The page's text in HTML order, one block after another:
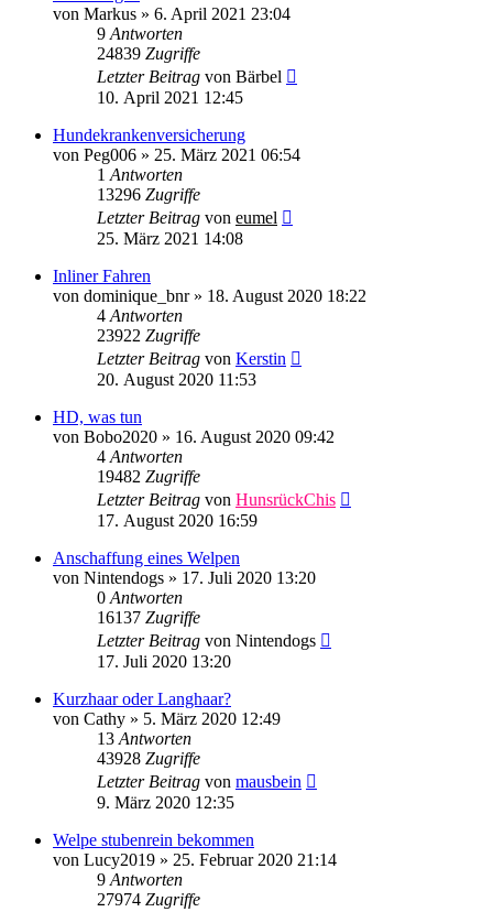
von Markus » 6. April 2021 23:04
9 Antworten
24839 Zugriffe
Letzter Beitrag von Bärbel
10. April 2021 12:45
Hundekrankenversicherung
von Peg006 » 25. März 2021 06:54
1 Antworten
13296 Zugriffe
Letzter Beitrag von eumel
25. März 2021 14:08
Inliner Fahren
von dominique_bnr» 18. August 2020 18:22
4 Antworten
23922 Zugriffe
Letzter Beitrag von Kerstin
20. August 2020 11:53
HD, was tun
von Bobo2020 » 16. August 2020 09:42
4 Antworten
19482 Zugriffe
Letzter Beitrag von HunsrückChis
17. August 2020 16:59
Anschaffung eines Welpen
von Nintendogs » 17. Juli 2020 13:20
0 Antworten
16137 Zugriffe
Letzter Beitrag von Nintendogs
17. Juli 2020 13:20
Kurzhaar oder Langhaar?
von Cathy » 5. März 2020 12:49
13 Antworten
43928 Zugriffe
Letzter Beitrag von mausbein
9. März 2020 12:35
Welpe stubenrein bekommen
von Lucy2019 » 25. Februar 2020 21:14
9 Antworten
27974 Zugriffe